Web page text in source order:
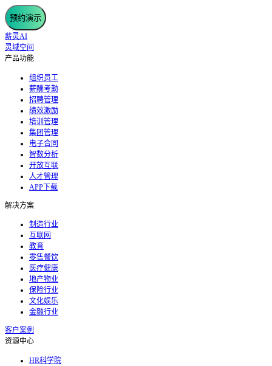
预约演示
薪灵AI
灵域空间
产品功能
组织员工
薪酬考勤
招聘管理
绩效激励
培训管理
集团管理
电子合同
智数分析
开放互联
人才管理
APP下载
解决方案
制造行业
互联网
教育
零售餐饮
医疗健康
地产物业
保险行业
文化娱乐
金融行业
客户案例
资源中心
HR科学院